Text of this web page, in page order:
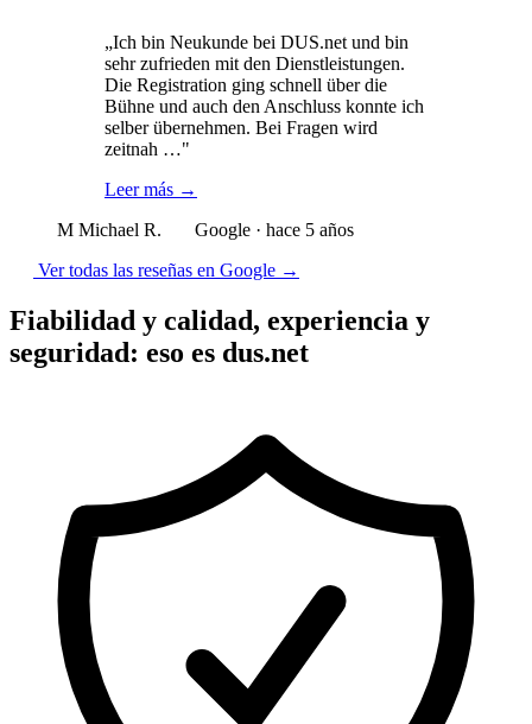
„Ich bin Neukunde bei DUS.net und bin
sehr zufrieden mit den Dienstleistungen.
Die Registration ging schnell über die
Bühne und auch den Anschluss konnte ich
selber übernehmen. Bei Fragen wird
zeitnah …"
Leer más →
M Michael R.
Google · hace 5 años
Ver todas las reseñas en Google →
Fiabilidad y calidad, experiencia y
seguridad: eso es dus.net